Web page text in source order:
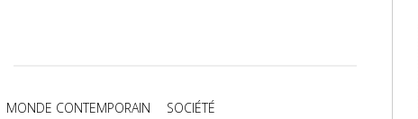
Catégories
MONDE CONTEMPORAIN SOCIÉTÉ